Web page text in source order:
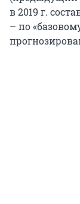
в 2019 г.
– по